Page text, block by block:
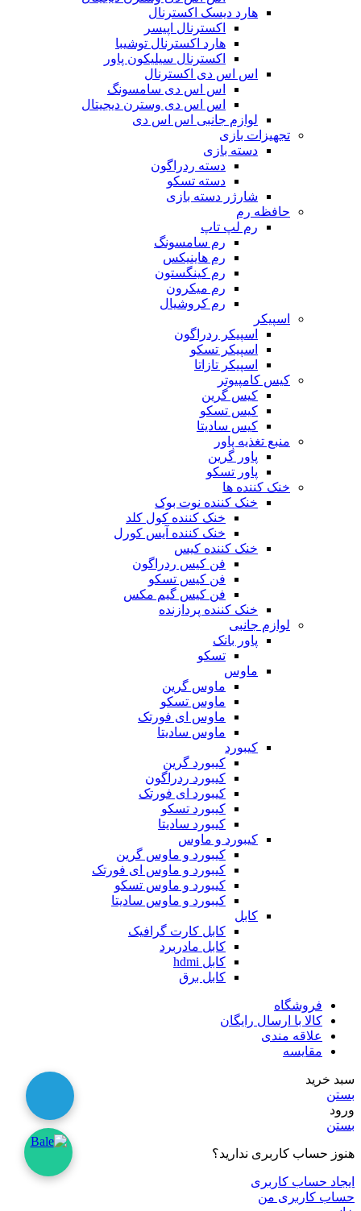
هارد دیسک اکسترنال
اکسترنال اپیسر
هارد اکسترنال توشیبا
اکسترنال سیلیکون پاور
اس اس دی اکسترنال
اس اس دی سامسونگ
اس اس دی وسترن دیجیتال
لوازم جانبی اس اس دی
تجهیزات بازی
دسته بازی
دسته ردراگون
دسته تسکو
شارژر دسته بازی
حافظه رم
رم لپ تاپ
رم سامسونگ
رم هاینیکس
رم کینگستون
رم میکرون
رم کروشیال
اسپیکر
اسپیکر ردراگون
اسپیکر تسکو
اسپیکر تازاتا
کیس کامپیوتر
کیس گرین
کیس تسکو
کیس سادیتا
منبع تغذیه‌ پاور
پاور گرین
پاور تسکو
خنک کننده ها
خنک کننده نوت بوک
خنک کننده کول کلد
خنک کننده آیس کورل
خنک کننده کیس
فن کیس ردراگون
فن کیس تسکو
فن کیس گیم مکس
خنک کننده پردازنده
لوازم جانبی
پاور بانک
تسکو
ماوس
ماوس گرین
ماوس تسکو
ماوس ای فورتک
ماوس سادیتا
کیبورد
کیبورد گرین
کیبورد ردراگون
کیبورد ای فورتک
کیبورد تسکو
کیبورد سادیتا
کیبورد و ماوس
کیبورد و ماوس گرین
کیبورد و ماوس ای فورتک
کیبورد و ماوس تسکو
کیبورد و ماوس سادیتا
کابل
کابل کارت گرافیک
کابل مادربرد
کابل hdmi
کابل برق
فروشگاه
کالا با ارسال رایگان
علاقه مندی
مقایسه
سبد خرید
بستن
ورود
بستن
هنوز حساب کاربری ندارید؟
ایجاد حساب کاربری
حساب کاربری من